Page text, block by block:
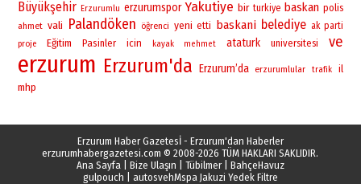
Büyükşehir Erzurumlu erzurumspor Yakutiye bir turkiye baskan polis
ahmet vali Palandöken öğrenci yeni etti baskani belediye ak parti
proje Eğitim Pasinler icin kayak mehmet ataturk universitesi ve
erzurum Erzurum'da Erzurum’da erzurumlular trafik
il
mhp
Erzurum Haber Gazetesİ - Erzurum'dan Haberler
erzurumhabergazetesi.com © 2008-2026 TÜM HAKLARI SAKLIDIR.
Ana Sayfa| Bize Ulaşın Tübilmer| BahçeHavuz
gulpouch
autosvehMspa Jakuzi Yedek Filtre